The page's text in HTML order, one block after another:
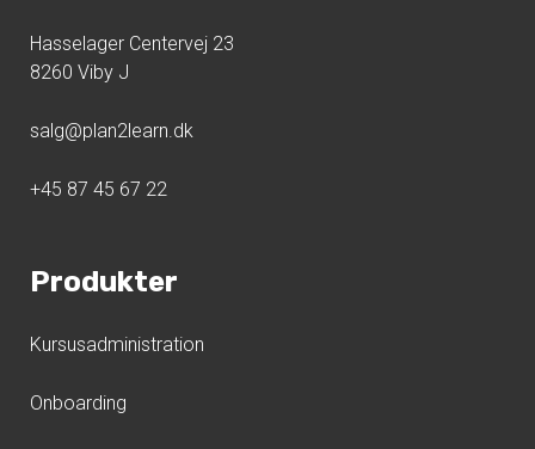
Hasselager Centervej 23
8260 Viby J
salg@plan2learn.dk
+45 87 45 67 22
Produkter
Kursusadministration
Onboarding